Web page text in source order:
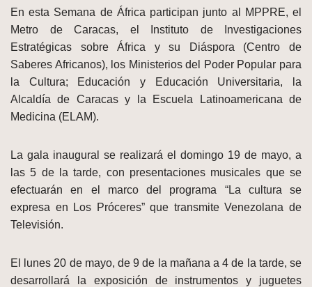
En esta Semana de África participan junto al MPPRE, el
Metro de Caracas, el Instituto de Investigaciones
Estratégicas sobre África y su Diáspora (Centro de
Saberes Africanos), los Ministerios del Poder Popular para
la Cultura; Educación y Educación Universitaria, la
Alcaldía de Caracas y la Escuela Latinoamericana de
Medicina (ELAM).
La gala inaugural se realizará el domingo 19 de mayo, a
las 5 de la tarde, con presentaciones musicales que se
efectuarán en el marco del programa “La cultura se
expresa en Los Próceres” que transmite Venezolana de
Televisión.
El lunes 20 de mayo, de 9 de la mañana a 4 de la tarde, se
desarrollará la exposición de instrumentos y juguetes